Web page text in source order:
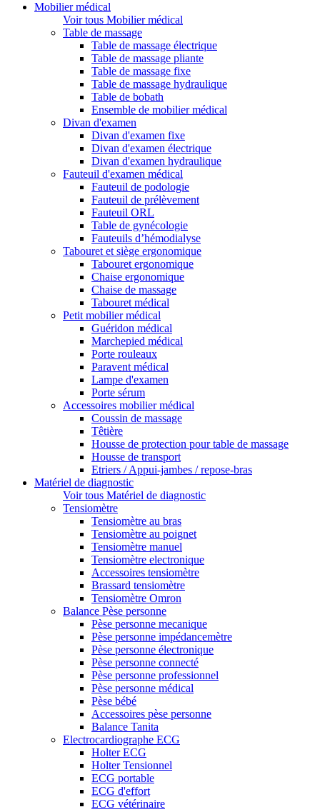
Mobilier médical
Voir tous Mobilier médical
Table de massage
Table de massage électrique
Table de massage pliante
Table de massage fixe
Table de massage hydraulique
Table de bobath
Ensemble de mobilier médical
Divan d'examen
Divan d'examen fixe
Divan d'examen électrique
Divan d'examen hydraulique
Fauteuil d'examen médical
Fauteuil de podologie
Fauteuil de prélèvement
Fauteuil ORL
Table de gynécologie
Fauteuils d’hémodialyse
Tabouret et siège ergonomique
Tabouret ergonomique
Chaise ergonomique
Chaise de massage
Tabouret médical
Petit mobilier médical
Guéridon médical
Marchepied médical
Porte rouleaux
Paravent médical
Lampe d'examen
Porte sérum
Accessoires mobilier médical
Coussin de massage
Têtière
Housse de protection pour table de massage
Housse de transport
Etriers / Appui-jambes / repose-bras
Matériel de diagnostic
Voir tous Matériel de diagnostic
Tensiomètre
Tensiomètre au bras
Tensiomètre au poignet
Tensiomètre manuel
Tensiomètre electronique
Accessoires tensiomètre
Brassard tensiomètre
Tensiomètre Omron
Balance Pèse personne
Pèse personne mecanique
Pèse personne impédancemètre
Pèse personne électronique
Pèse personne connecté
Pèse personne professionnel
Pèse personne médical
Pèse bébé
Accessoires pèse personne
Balance Tanita
Electrocardiographe ECG
Holter ECG
Holter Tensionnel
ECG portable
ECG d'effort
ECG vétérinaire